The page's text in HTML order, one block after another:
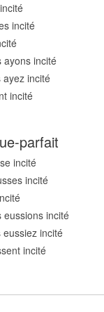
é
incité
é
ayons incité
incité
incité
parfait
incité
incité
é
eussions incité
incité
incité